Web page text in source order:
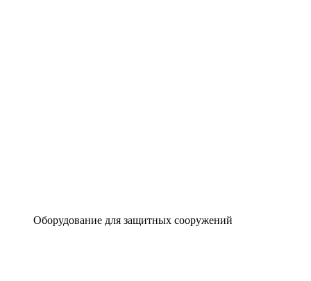
Оборудование для защитных сооружений